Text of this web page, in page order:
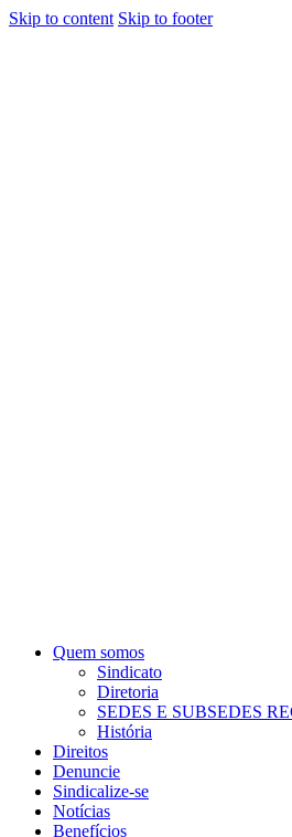
Skip to content Skip to footer
Quem somos
Sindicato
Diretoria
SEDES E SUBSEDES
História
Direitos
Denuncie
Sindicalize-se
Notícias
Benefícios